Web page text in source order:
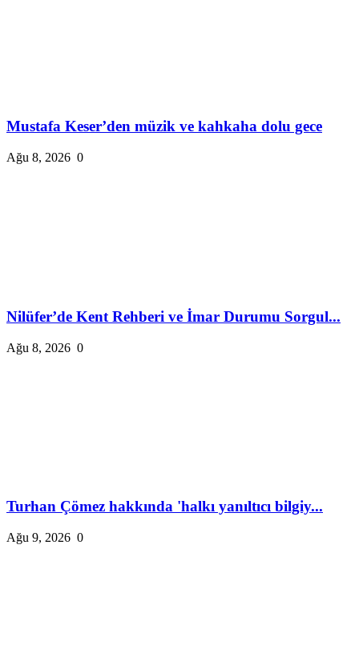
Mustafa Keser’den müzik ve kahkaha dolu gece
Ağu 8, 2026 0
Nilüfer’de Kent Rehberi ve İmar Durumu Sorgul...
Ağu 8, 2026 0
Turhan Çömez hakkında 'halkı yanıltıcı bilgiy...
Ağu 9, 2026 0